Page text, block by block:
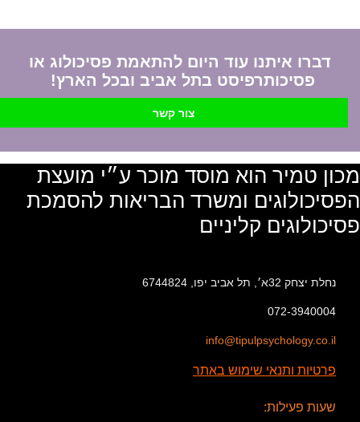
דברו איתנו עוד היום להתאמת פסיכולוג או
פסיכותרפיסט בתל אביב ובכל הארץ!
צור קשר
מכון טמיר הוא מוסד מוכר ע״י מועצת
הפסיכולוגים ומשרד הבריאות להסמכת
פסיכולוגים קליניים
נחלת יצחק 32א׳, תל אביב יפו, 6744824
072-3940004
info@tipulpsychology.co.il
פרטיות ותנאי שימוש באתר
שעות פעילות: